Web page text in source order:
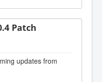
Patch
updates from